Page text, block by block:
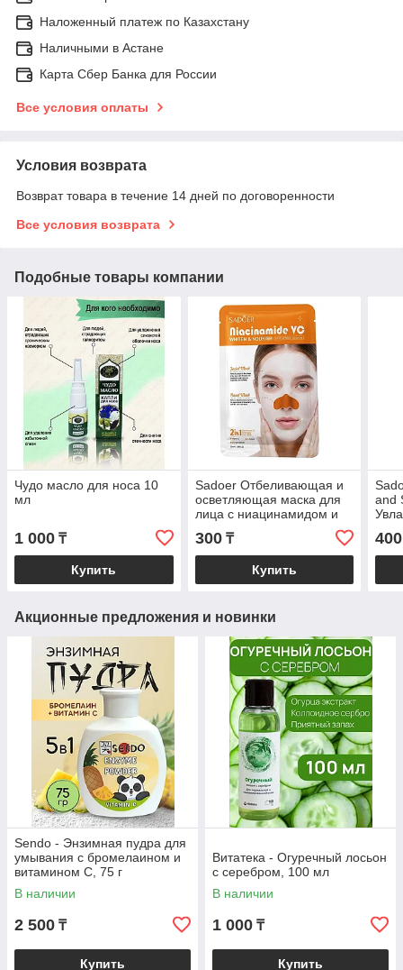
Наложенный платеж по Казахстану
Наличными в Астане
Карта Сбер Банка для России
Все условия оплаты
Условия возврата
Возврат товара в течение 14 дней по договоренности
Все условия возврата
Подобные товары компании
Чудо масло для носа 10
мл
1 000 ₸
Купить
Sadoer Отбеливающая и
осветляющая маска для
лица с ниацинамидом и
витамином С, ПЛЮС
маска для носа 2-в-1, 30
мл
300₸
Купить
and
для
400
Акционные предложения и новинки
Sendo - Энзимная пудра для
умывания с бромелаином и
витамином С, 75 г
В наличии
2 500 ₸
Купить
Витатека - Огуречный лосьон
с серебром, 100 мл
В наличии
1 000 ₸
Купить